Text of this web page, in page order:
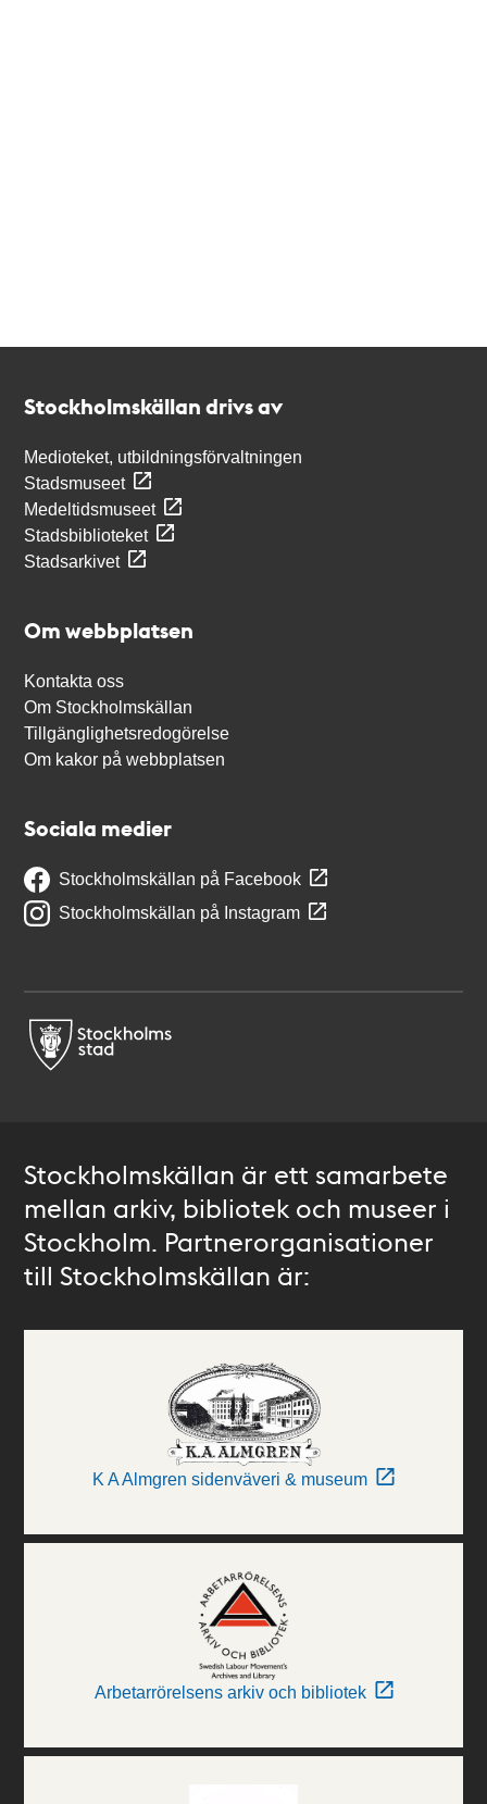
Stockholmskällan drivs av
Medioteket, utbildningsförvaltningen
Stadsmuseet
Medeltidsmuseet
Stadsbiblioteket
Stadsarkivet
Om webbplatsen
Kontakta oss
Om Stockholmskällan
Tillgänglighetsredogörelse
Om kakor på webbplatsen
Sociala medier
Stockholmskällan på Facebook
Stockholmskällan på Instagram
Stockholmskällan är ett samarbete
mellan arkiv, bibliotek och museer i
Stockholm. Partnerorganisationer
till Stockholmskällan är:
K A Almgren sidenväveri & museum
Arbetarrörelsens arkiv och bibliotek